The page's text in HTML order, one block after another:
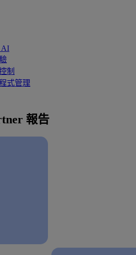
AI
制
式管理
報告